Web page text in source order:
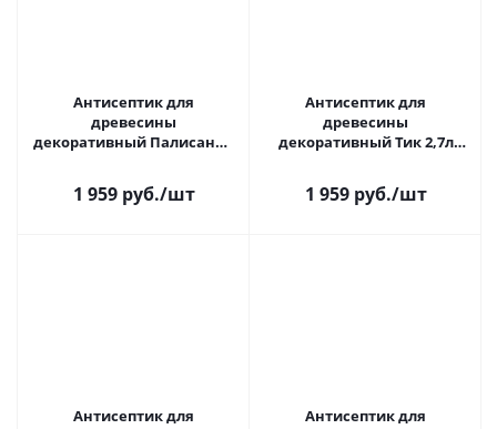
Антисептик для
древесины
декоративный Палисандр
1 959 руб./шт
Антисептик для
древесины
декоративный Тик 2,7л
1 959 руб./шт
Антисептик для
Антисептик для